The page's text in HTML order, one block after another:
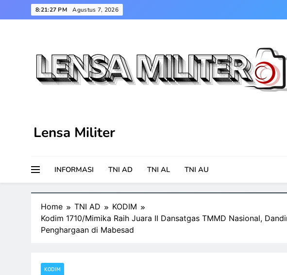
to
8:21:28 PM Agustus 7, 2026
Lensa Militer
INFORMASI TNI AD TNI AL TNI AU
Home TNI AD
KODIM
Kodim 1710/Mimika Raih Juara II Dansatgas TMMD Nasional,
Penghargaan di Mabesad
KODIM